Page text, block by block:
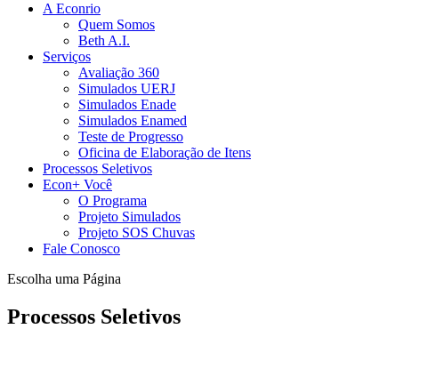
A Econrio
Quem Somos
Beth A.I.
Serviços
Avaliação 360
Simulados UERJ
Simulados Enade
Simulados Enamed
Teste de Progresso
Oficina de Elaboração de Itens
Processos Seletivos
Econ+ Você
O Programa
Projeto Simulados
Projeto SOS Chuvas
Fale Conosco
Escolha uma Página
Processos Seletivos